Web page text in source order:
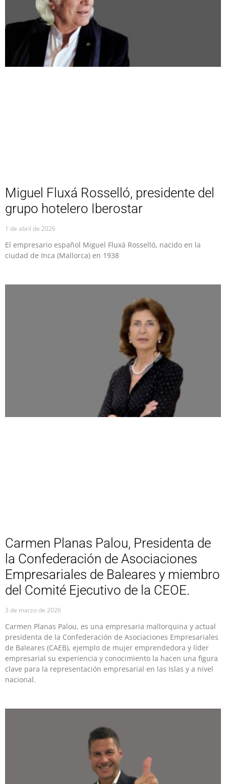
Miguel Fluxá Rosselló, presidente del
grupo hotelero Iberostar
1 de abril de 2026
El empresario español Miguel Fluxá Rosselló, nacido en la
ciudad de Inca (Mallorca) en 1938
Carmen Planas Palou, Presidenta de
la Confederación de Asociaciones
Empresariales de Baleares y miembro
del Comité Ejecutivo de la CEOE.
3 de marzo de 2026
Carmen Planas Palou, es una empresaria mallorquina y actual
presidenta de la Confederación de Asociaciones Empresariales
de Baleares (CAEB), ejemplo de mujer emprendedora y líder
empresarial su experiencia y conocimiento la hacen una figura
clave para la representación empresarial en las Islas y a nivel
nacional.